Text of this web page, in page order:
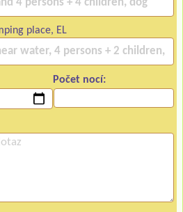
place, EL
Počet nocí: